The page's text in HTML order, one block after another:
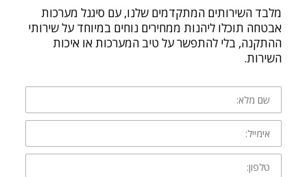
מלבד השירותים המתקדמים שלנו, עם סיגנל מערכות
אבטחה תוכלו ליהנות ממחירים נוחים במיוחד על שירותי
ההתקנה, בלי להתפשר על טיב המערכות או איכות
השירות.
שם
מלא:
אימייל:
טלפון: